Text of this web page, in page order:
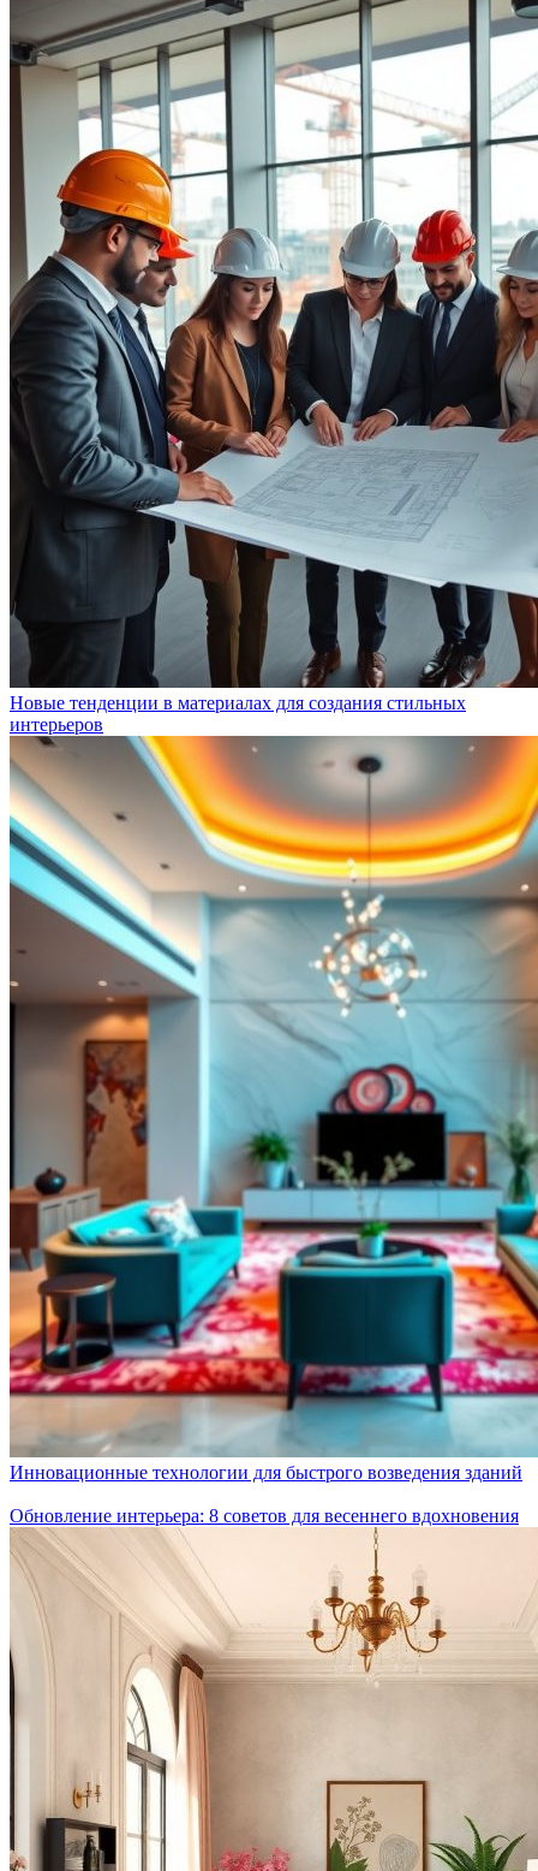
Новые тенденции в материалах для создания стильных
интерьеров
Инновационные технологии для быстрого возведения зданий
Обновление интерьера: 8 советов для весеннего вдохновения